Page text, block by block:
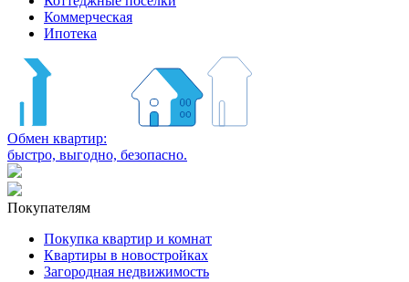
Коммерческая
Ипотека
Обмен квартир:
быстро, выгодно, безопасно.
Покупателям
Покупка квартир и комнат
Квартиры в новостройках
Загородная недвижимость